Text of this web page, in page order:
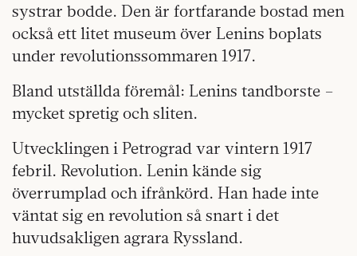
systrar bodde. Den är fortfarande bostad men
också ett litet museum över Lenins boplats
under revolutionssommaren 1917.
Bland utställda föremål: Lenins tandborste –
mycket spretig och sliten.
Utvecklingen i Petrograd var vintern 1917
febril. Revolution. Lenin kände sig
överrumplad och ifrånkörd. Han hade inte
väntat sig en revolution så snart i det
huvudsakligen agrara Ryssland.